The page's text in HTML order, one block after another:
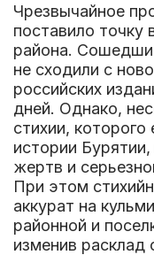
Чрезвычайное
поставило точку
района.
не сходили с
российских
дней. Однако,
стихии,
истории
жертв и
При этом
аккурат на
районной и
изменив расклад